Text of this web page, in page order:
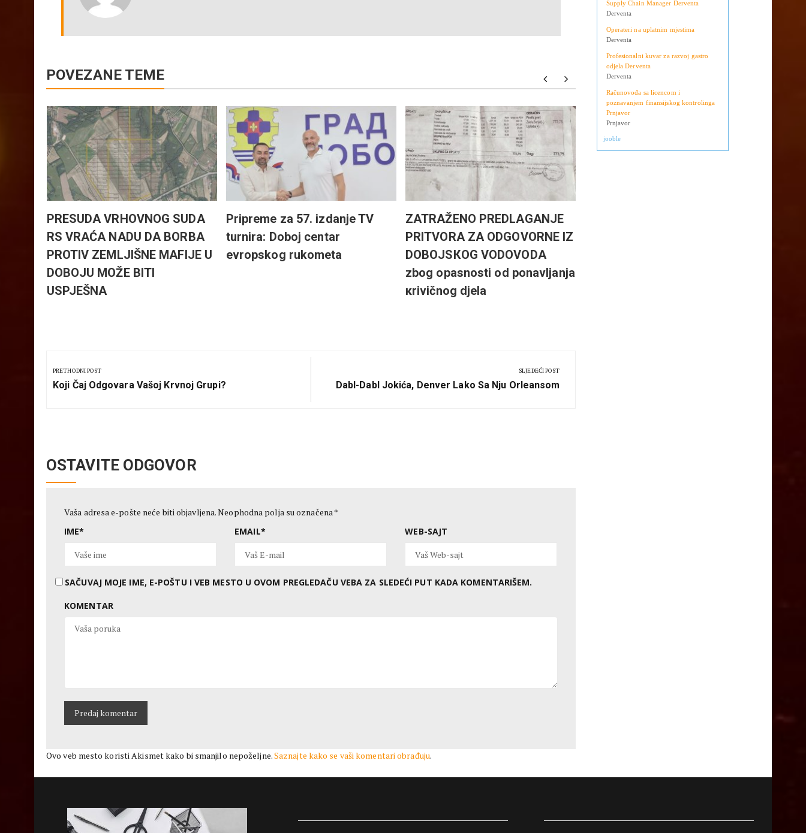
POVEZANE TEME
PRESUDA VRHOVNOG SUDA
RS VRAĆA NADU DA BORBA
PROTIV ZEMLJIŠNE MAFIJE U
DOBOJU MOŽE BITI
USPJEŠNA
Pripreme za 57. izdanje TV
turnira: Doboj centar
evropskog rukometa
ZATRAŽENO PREDLAGANJE
PRITVORA ZA ODGOVORNE IZ
DOBOJSКOG VODOVODA
zbog opasnosti od ponavljanja
кrivičnog djela
Mladi genijalac iz Gračanice:
Fahrudin Spahić primljen na
članka
PRETHODNI POST
Previous
Koji Čaj Odgovara Vašoj Krvnoj Grupi?
SLJEDEĆI POST
Next
Dabl-Dabl Jokića, Denver Lako Sa Nju Orleansom
OSTAVITE ODGOVOR
Vaša adresa e-pošte neće biti objavljena.Neophodna polja su označena*
IME* EMAIL* WEB-SAJT
SAČUVAJ MOJE IME, E-POŠTU I VEB MESTO U OVOM PREGLEDAČU VEBA ZA SLEDEĆI PUT KADA KOMENTARIŠEM.
KOMENTAR
Ovo veb mesto koristi Akismet kako bi smanjilo nepoželjne.Saznajte kako se vaši komentari obrađuju.
Supply Chain Manager Derventa
Derventa
Operateri na uplatnim mjestima
Derventa
Profesionalni kuvar za razvoj gastro
odjela Derventa
Derventa
Računovođa sa licencom i
poznavanjem finansijskog kontrolinga
Prnjavor
Prnjavor
jooble